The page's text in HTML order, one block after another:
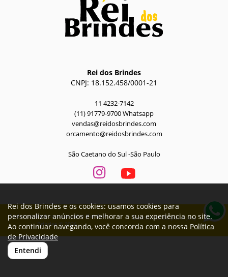
Rei dos Brindes
CNPJ: 18.152.458/0001-21
11 4232-7142
(11) 91779-9700 Whatsapp
vendas@reidosbrindes.com
orcamento@reidosbrindes.com
São Caetano do Sul -São Paulo
Todos os direitos reservados Rei dos
Brindes © 2026
Desenvolvido porA. Jung
Rei dos Brindes e os cookies: usamos cookies para
personalizar anúncios e melhorar a sua experiência no site.
Ao continuar navegando, você concorda com a nossa Política
de Privacidade
Entendi